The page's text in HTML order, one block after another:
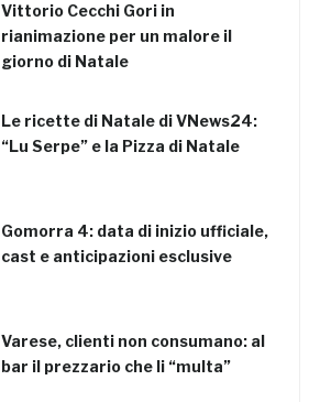
Vittorio Cecchi Gori in
rianimazione per un malore il
giorno di Natale
Le ricette di Natale di VNews24:
“Lu Serpe” e la Pizza di Natale
Gomorra 4: data di inizio ufficiale,
cast e anticipazioni esclusive
Varese, clienti non consumano: al
bar il prezzario che li “multa”